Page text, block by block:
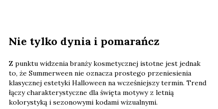
Nie tylko dynia i pomarańcz
Z punktu widzenia branży kosmetycznej istotne jest jednak
to, że Summerween nie oznacza prostego przeniesienia
klasycznej estetyki Halloween na wcześniejszy termin. Trend
łączy charakterystyczne dla święta motywy z letnią
kolorystyką i sezonowymi kodami wizualnymi.